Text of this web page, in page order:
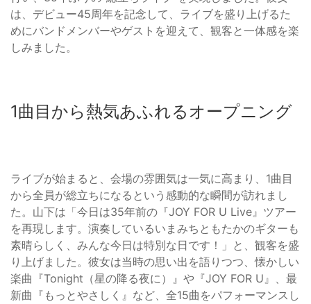
は、デビュー45周年を記念して、ライブを盛り上げるた
めにバンドメンバーやゲストを迎えて、観客と一体感を楽
しみました。
1曲目から熱気あふれるオープニング
ライブが始まると、会場の雰囲気は一気に高まり、1曲目
から全員が総立ちになるという感動的な瞬間が訪れまし
た。山下は「今日は35年前の『JOY FOR U Live』ツアー
を再現します。演奏しているいまみちともたかのギターも
素晴らしく、みんな今日は特別な日です！」と、観客を盛
り上げました。彼女は当時の思い出を語りつつ、懐かしい
楽曲『Tonight（星の降る夜に）』や『JOY FOR U』、最
新曲『もっとやさしく』など、全15曲をパフォーマンスし